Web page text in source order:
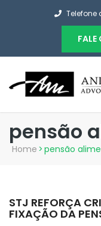
Telefone
pensão
Home > pensão
STJ REFORÇA
FIXAÇÃO DA